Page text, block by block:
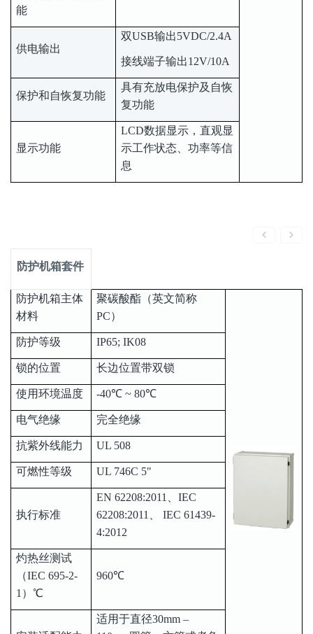
能
供电输出
双USB输出5VDC/2.4A
接线端子输出12V/10A
保护和自恢复功能
具有充放电保护及自恢
复功能
显示功能
LCD数据显示，直观显
示工作状态、功率等信
息
防护机箱套件
防护机箱主体
材料
聚碳酸酯（英文简称
PC）
防护等级 IP65; IK08
锁的位置 长边位置带双锁
使用环境温度 -40℃ ~ 80℃
电气绝缘 完全绝缘
抗紫外线能力 UL 508
可燃性等级 UL 746C 5"
执行标准
EN 62208:2011、IEC
62208:2011、 IEC 61439-
4:2012
灼热丝测试
（IEC 695-2-
1）℃
960℃
适用于直径30mm –